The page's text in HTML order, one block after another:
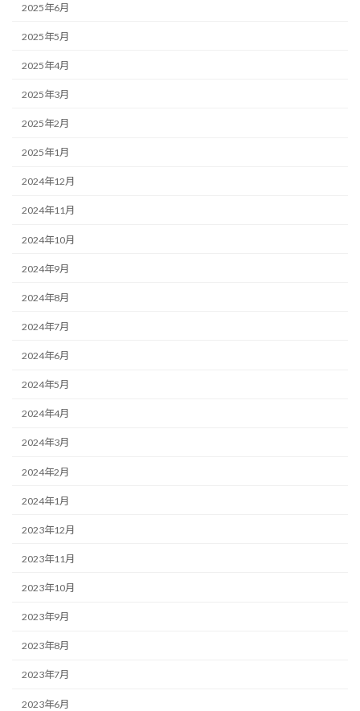
2025年6月
2025年5月
2025年4月
2025年3月
2025年2月
2025年1月
2024年12月
2024年11月
2024年10月
2024年9月
2024年8月
2024年7月
2024年6月
2024年5月
2024年4月
2024年3月
2024年2月
2024年1月
2023年12月
2023年11月
2023年10月
2023年9月
2023年8月
2023年7月
2023年6月